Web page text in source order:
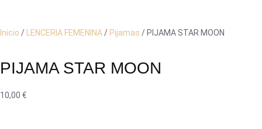
Inicio / LENCERIA FEMENINA/ Pijamas / PIJAMA STAR MOON
PIJAMA STAR MOON
10,00 €